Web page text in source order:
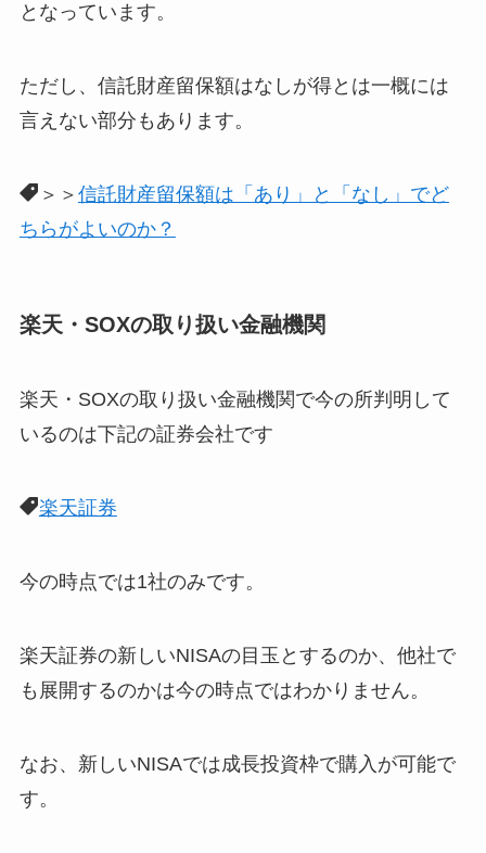
となっています。
ただし、信託財産留保額はなしが得とは一概には
言えない部分もあります。
＞＞ 信託財産留保額は「あり」と「なし」でど
ちらがよいのか？
楽天・SOXの取り扱い金融機関
楽天・SOXの取り扱い金融機関で今の所判明して
いるのは下記の証券会社です
楽天証券
今の時点では1社のみです。
楽天証券の新しいNISAの目玉とするのか、他社で
も展開するのかは今の時点ではわかりません。
なお、新しいNISAでは成長投資枠で購入が可能で
す。